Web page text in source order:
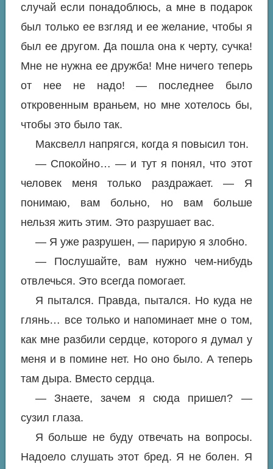
случай если понадоблюсь, а мне в подарок
был только ее взгляд и ее желание, чтобы я
был ее другом. Да пошла она к черту, сучка!
Мне не нужна ее дружба! Мне ничего теперь
от нее не надо! — последнее было
откровенным враньем, но мне хотелось бы,
чтобы это было так.
Максвелл напрягся, когда я повысил тон.
— Спокойно… — и тут я понял, что этот
человек меня только раздражает. — Я
понимаю, вам больно, но вам больше
нельзя жить этим. Это разрушает вас.
— Я уже разрушен, — парирую я злобно.
— Послушайте, вам нужно чем-нибудь
отвлечься. Это всегда помогает.
Я пытался. Правда, пытался. Но куда не
глянь… все только и напоминает мне о том,
как мне разбили сердце, которого я думал у
меня и в помине нет. Но оно было. А теперь
там дыра. Вместо сердца.
— Знаете, зачем я сюда пришел? —
сузил глаза.
Я больше не буду отвечать на вопросы.
Надоело слушать этот бред. Я не болен. Я